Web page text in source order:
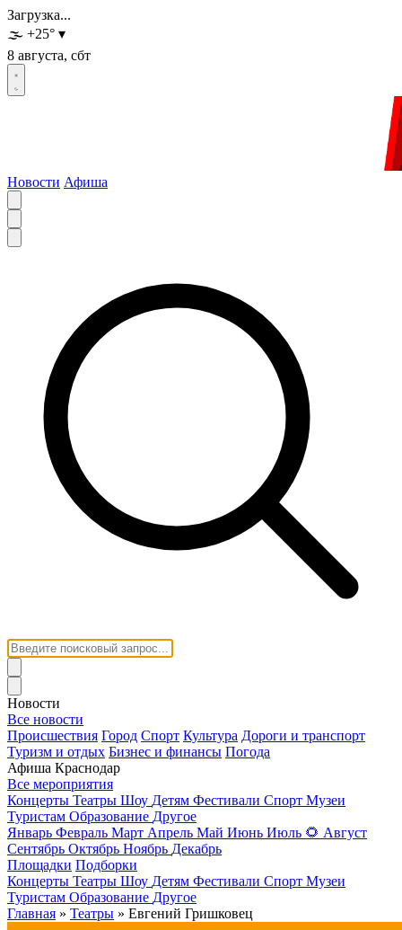
Загрузка...
🌫️ +25° ▾
8 августа, сбт
Новости Афиша
Новости
Все новости
Происшествия Город Спорт Культура Дороги и транспорт
Туризм и отдых Бизнес и финансы Погода
Афиша Краснодар
Все мероприятия
Концерты Театры Шоу Детям Фестивали Спорт Музеи
Туристам Образование Другое
Январь Февраль Март Апрель Май Июнь Июль 🌻 Август
Сентябрь Октябрь Ноябрь Декабрь
Площадки Подборки
Концерты Театры Шоу Детям Фестивали Спорт Музеи
Туристам Образование Другое
Главная » Театры » Евгений Гришковец